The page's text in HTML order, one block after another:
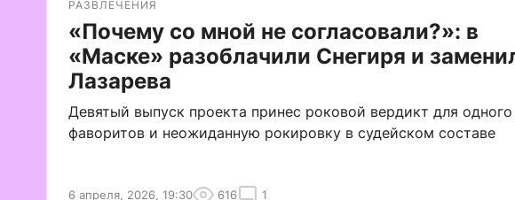
РАЗВЛЕЧЕНИЯ
«Почему со мной не согласовали?»: в
«Маске» разоблачили Снегиря и
Лазарева
Девятый выпуск проекта принес роковой вердикт для одного
фаворитов и неожиданную рокировку в судейском составе
6 апреля, 2026, 19:30 616 1